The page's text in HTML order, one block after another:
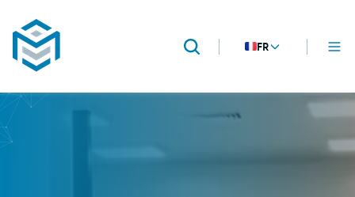
METROPACK
FR MENU